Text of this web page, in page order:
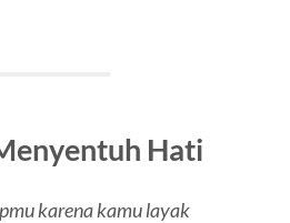
Hati
karena kamu layak